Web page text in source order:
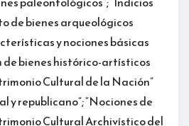
de bienes arqueológicos
y nociones básicas
bienes histórico-artísticos
Cultural de la Nación”
y republicano”; “Nociones de
Cultural Archivístico del